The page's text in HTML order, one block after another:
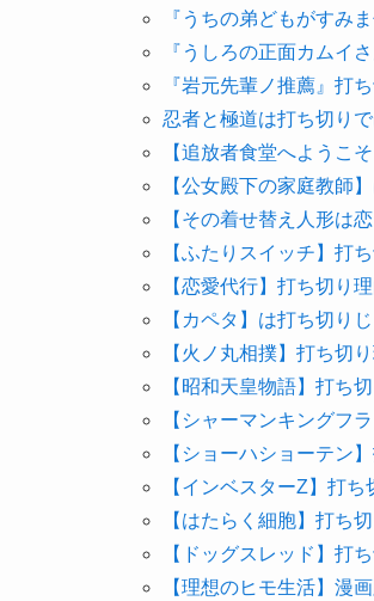
『うちの弟どもがすみ
『うしろの正面カムイ
『岩元先輩ノ推薦』打
忍者と極道は打ち切り
【追放者食堂へようこ
【公女殿下の家庭教師
【その着せ替え人形は
【ふたりスイッチ】打
【恋愛代行】打ち切り
【カペタ】は打ち切り
【火ノ丸相撲】打ち切
【昭和天皇物語】打ち
【シャーマンキングフ
【ショーハショーテン
【インベスターZ】打
【はたらく細胞】打ち
【ドッグスレッド】打
【理想のヒモ生活】漫